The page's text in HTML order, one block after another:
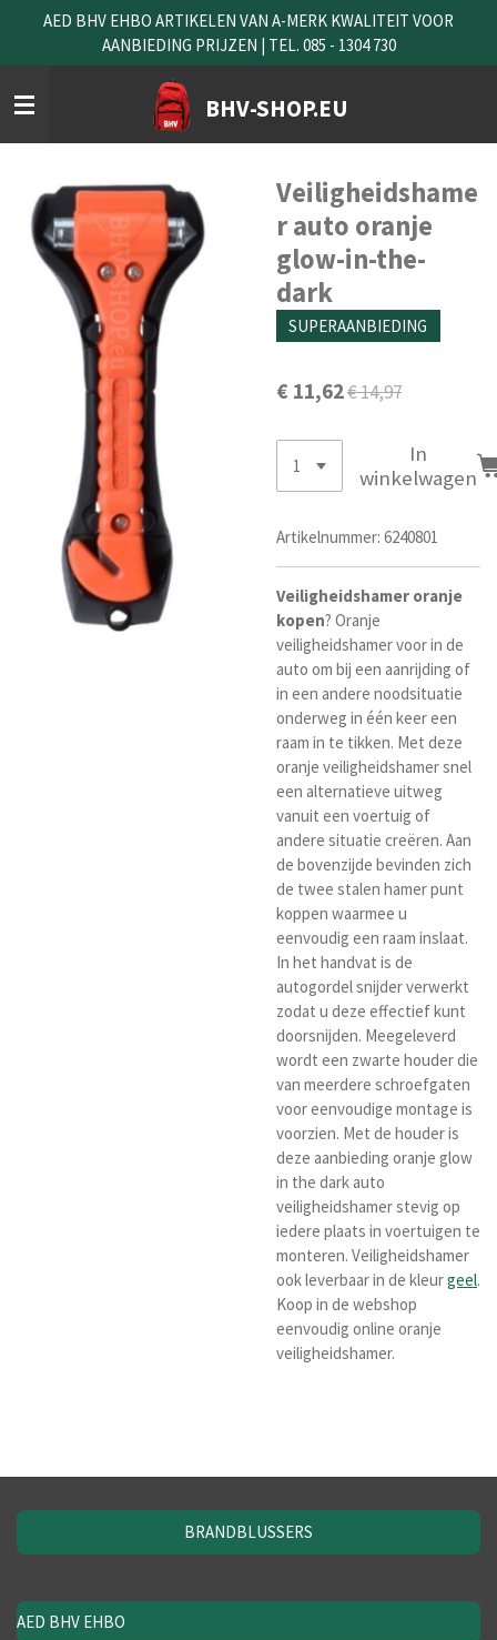
naar
de
hoofdinhoud
BHV-SHOP.EU
AED BHV EHBO ARTIKELEN VAN A-MERK KWALITEIT VOOR
AANBIEDING PRIJZEN | TEL. 085 - 1304 730
Veiligheidshame
r auto oranje
glow-in-the-
dark
SUPERAANBIEDING
€ 11,62€ 14,97
In
winkelwagen
Artikelnummer: 6240801
Veiligheidshamer oranje
kopen? Oranje
veiligheidshamer voor in de
auto om bij een aanrijding of
in een andere noodsituatie
onderweg in één keer een
raam in te tikken. Met deze
oranje veiligheidshamer snel
een alternatieve uitweg
vanuit een voertuig of
andere situatie creëren. Aan
de bovenzijde bevinden zich
de twee stalen hamer punt
koppen waarmee u
eenvoudig een raam inslaat.
In het handvat is de
autogordel snijder verwerkt
zodat u deze effectief kunt
doorsnijden. Meegeleverd
wordt een zwarte houder die
van meerdere schroefgaten
voor eenvoudige montage is
voorzien. Met de houder is
deze aanbieding oranje glow
in the dark auto
veiligheidshamer stevig op
iedere plaats in voertuigen te
monteren. Veiligheidshamer
ook leverbaar in de kleurgeel.
Koop in de webshop
eenvoudig online oranje
veiligheidshamer.
BRANDBLUSSERS
AED BHV EHBO